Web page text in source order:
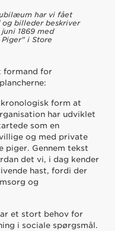
har vi fået
billeder beskriver
1869 med
i Store
formand for
kronologisk form at
har udviklet
som en
og med private
piger. Gennem tekst
det vi, i dag kender
hast, fordi der
og
et stort behov for
i sociale spørgsmål.